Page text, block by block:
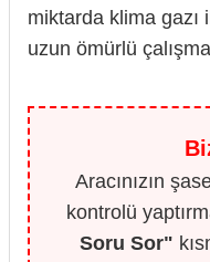
miktarda klima gazı
uzun ömürlü
Aracınızın
kontrolü
Soru Sor"